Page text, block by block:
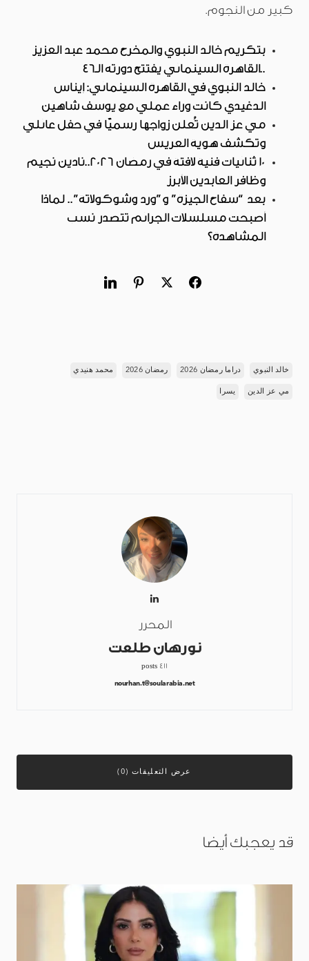
كبير من النجوم.
بتكريم خالد النبوي والمخرج محمد عبد العزيز
..القاهرة السينمائي يفتتح دورته الـ46
خالد النبوي في القاهرة السينمائي: إيناس
الدغيدي كانت وراء عملي مع يوسف شاهين
مي عز الدين تُعلن زواجها رسميًا في حفل عائلي
وتكشف هوية العريس
10 ثنائيات فنية لافتة في رمضان 2026..نادين نجيم
وظافر العابدين الأبرز
بعد “سفاح الجيزة” و”ورد وشوكولاتة”.. لماذا
أصبحت مسلسلات الجرائم تتصدر نسب
المشاهدة؟
خالد النبوي دراما رمضان 2026 رمضان 2026 محمد هنيدي
مي عز الدين يسرا
المحرر
نورهان طلعت
411 posts
nourhan.t@soularabia.net
عرض التعليقات (0)
قد يعجبك أيضا